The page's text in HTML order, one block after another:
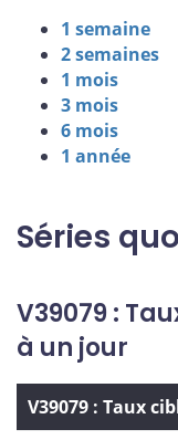
1 semaine
2 semaines
1 mois
3 mois
6 mois
1 année
Séries
V39079 :
à un jour
V39079 : Taux